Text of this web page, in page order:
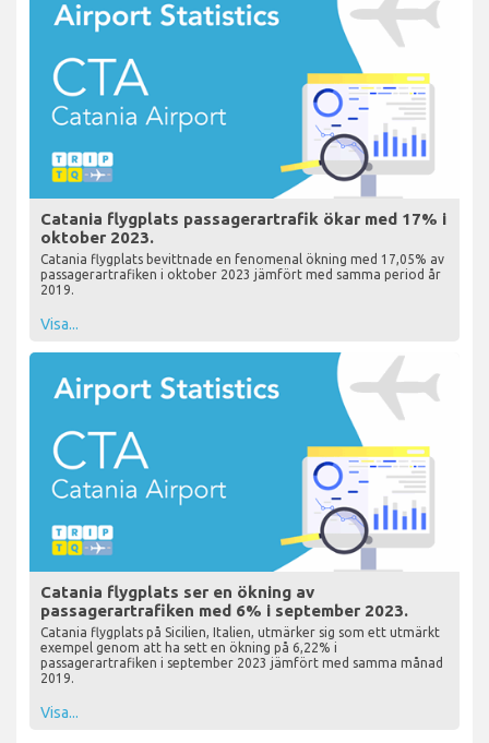
Catania flygplats passagerartrafik ökar med 17% i
oktober 2023.
Catania flygplats bevittnade en fenomenal ökning med 17,05% av
passagerartrafiken i oktober 2023 jämfört med samma period år
2019.
Visa...
Catania flygplats ser en ökning av
passagerartrafiken med 6% i september 2023.
Catania flygplats på Sicilien, Italien, utmärker sig som ett utmärkt
exempel genom att ha sett en ökning på 6,22% i
passagerartrafiken i september 2023 jämfört med samma månad
2019.
Visa...